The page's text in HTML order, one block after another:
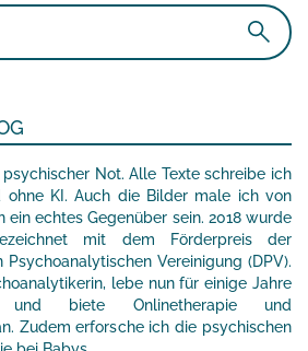
Not. Alle Texte schreibe ich
KI. Auch die Bilder male ich von
ein echtes Gegenüber sein. 2018 wurde
mit dem Förderpreis der
Vereinigung (DPV).
lebe nun für einige Jahre
biete Onlinetherapie und
Zudem erforsche ich die psychischen